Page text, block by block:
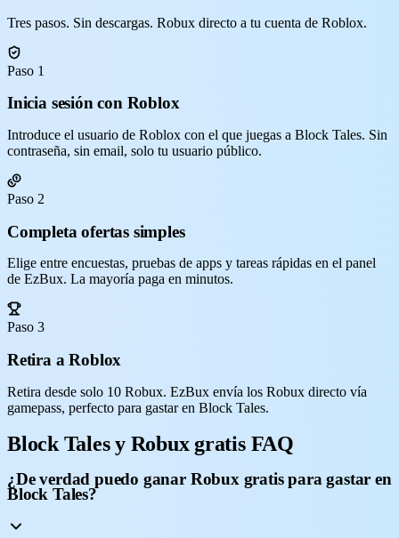
Tres pasos. Sin descargas. Robux directo a tu cuenta de Roblox.
Paso 1
Inicia sesión con Roblox
Introduce el usuario de Roblox con el que juegas a Block Tales. Sin
contraseña, sin email, solo tu usuario público.
Paso 2
Completa ofertas simples
Elige entre encuestas, pruebas de apps y tareas rápidas en el panel
de EzBux. La mayoría paga en minutos.
Paso 3
Retira a Roblox
Retira desde solo 10 Robux. EzBux envía los Robux directo vía
gamepass, perfecto para gastar en Block Tales.
Block Tales y Robux gratis FAQ
¿De verdad puedo ganar Robux gratis para gastar en
Block Tales?